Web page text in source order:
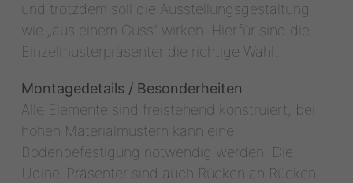
und trotzdem soll die Ausstellungsgestaltung
wie „aus einem Guss“ wirken. Hierfür sind die
Einzelmusterpräsenter die richtige Wahl.
Montagedetails / Besonderheiten
Alle Elemente sind freistehend konstruiert, bei
hohen Materialmustern kann eine
Bodenbefestigung notwendig werden. Die
Udine-Präsenter sind auch Rücken an Rücken